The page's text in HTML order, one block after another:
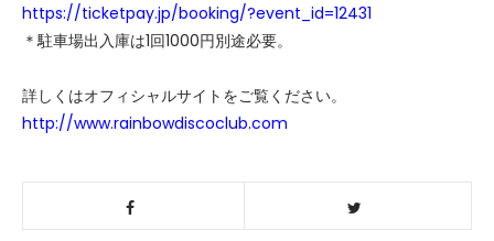
https://ticketpay.jp/booking/?event_id=12431
＊駐車場出入庫は1回1000円別途必要。
詳しくはオフィシャルサイトをご覧ください。
http://www.rainbowdiscoclub.com